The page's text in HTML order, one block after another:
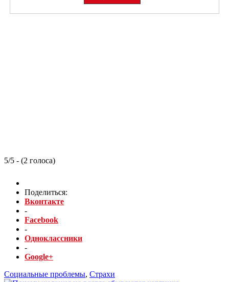
5/5 - (2 голоса)
Поделиться:
Вконтакте
-
Facebook
-
Одноклассники
-
Google+
Социальные проблемы, Страхи